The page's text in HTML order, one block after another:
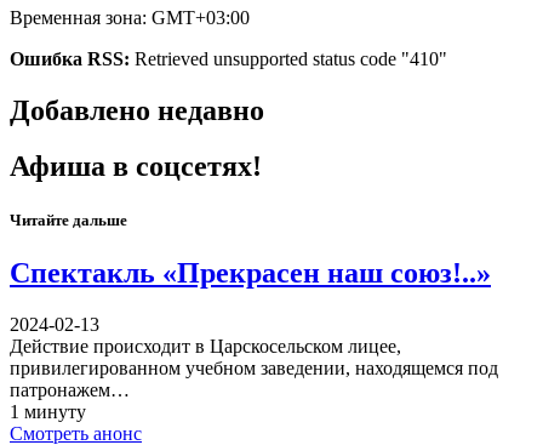
Временная зона: GMT+03:00
Ошибка RSS: Retrieved unsupported status code "410"
Добавлено недавно
Афиша в соцсетях!
Читайте дальше
Спектакль «Прекрасен наш союз!..»
2024-02-13
Действие происходит в Царскосельском лицее,
привилегированном учебном заведении, находящемся под
патронажем…
1 минуту
Смотреть анонс